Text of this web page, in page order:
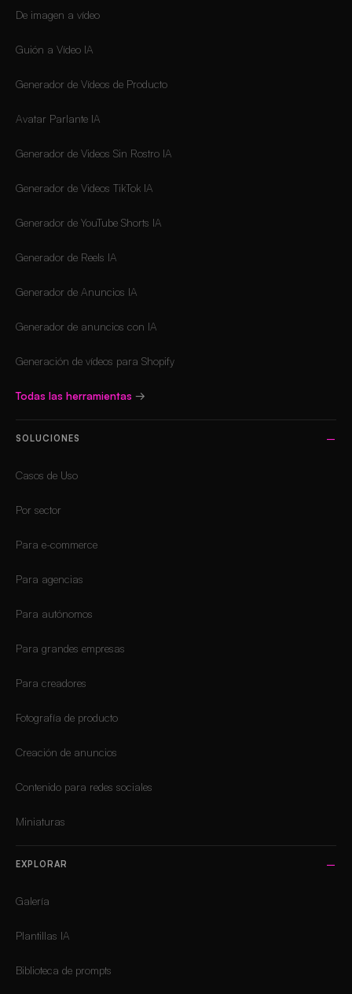
De imagen a vídeo
Guión a Vídeo IA
Generador de Vídeos de Producto
Avatar Parlante IA
Generador de Videos Sin Rostro IA
Generador de Videos TikTok IA
Generador de YouTube Shorts IA
Generador de Reels IA
Generador de Anuncios IA
Generador de anuncios con IA
Generación de vídeos para Shopify
Todas las herramientas →
SOLUCIONES
Casos de Uso
Por sector
Para e-commerce
Para agencias
Para autónomos
Para grandes empresas
Para creadores
Fotografía de producto
Creación de anuncios
Contenido para redes sociales
Miniaturas
EXPLORAR
Galería
Plantillas IA
Biblioteca de prompts